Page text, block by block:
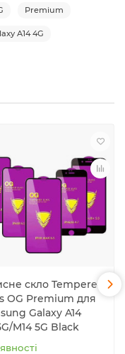
Premium
A14 4G
скло Tempered
OG Premium для
Galaxy A14
M14 5G Black